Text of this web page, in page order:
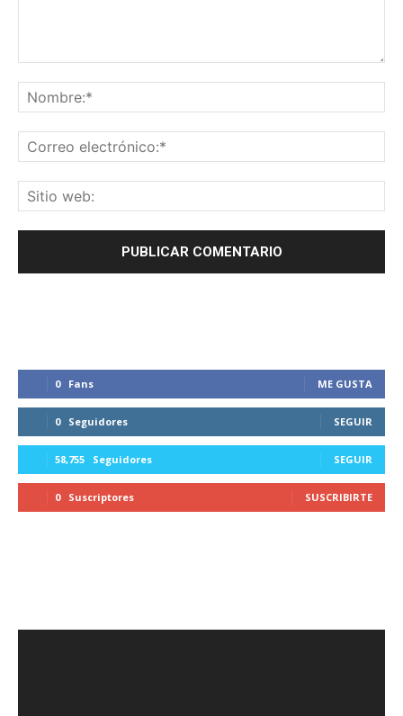
0 Fans ME GUSTA
0 Seguidores SEGUIR
58,755 Seguidores SEGUIR
0 Suscriptores SUSCRIBIRTE